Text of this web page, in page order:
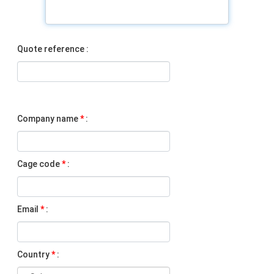
Quote reference :
Company name*:
Cage code*:
Email *:
Country*: